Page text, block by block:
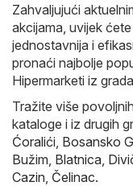
Zahvaljujući
akcijama, uvijek
jednostavnija i
pronaći najbolje
Hipermarketi iz
Tražite više
kataloge i iz drugih
Ćoralići Bosansko
Bužim Blatnica
Cazin Čelinac.